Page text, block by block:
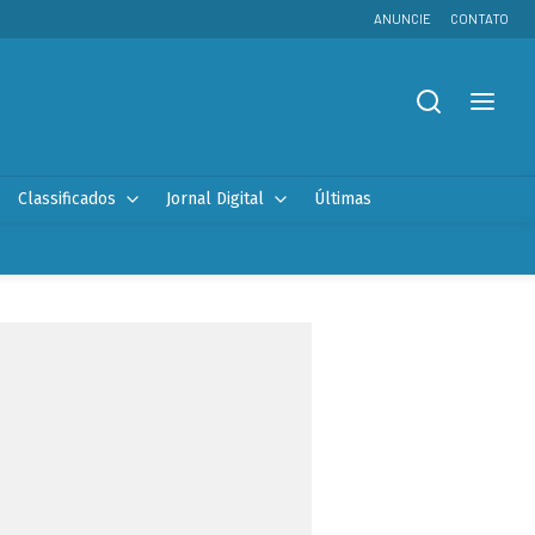
ANUNCIE CONTATO
Classificados Jornal Digital Últimas